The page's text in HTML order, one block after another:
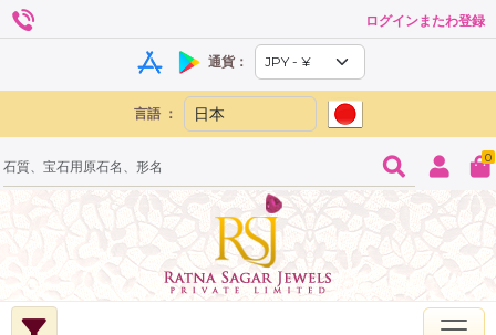
ログインまたわ登録
通貨：
言語 ：
0